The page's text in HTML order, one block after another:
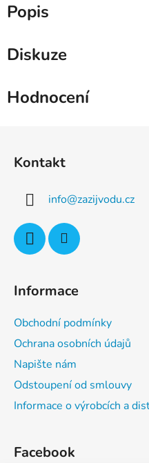
Popis
Diskuze
Hodnocení
Kontakt
info@zazijvodu.cz
Informace
Obchodní podmínky
Ochrana osobních údajů
Napište nám
Odstoupení od smlouvy
Informace o výrobcích a
Facebook